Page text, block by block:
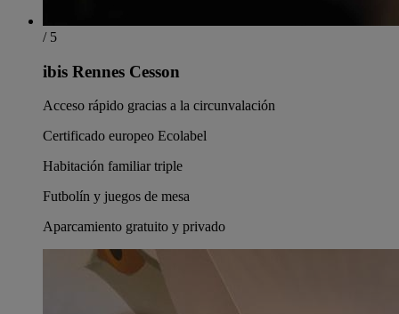
/ 5
ibis Rennes Cesson
Acceso rápido gracias a la circunvalación
Certificado europeo Ecolabel
Habitación familiar triple
Futbolín y juegos de mesa
Aparcamiento gratuito y privado